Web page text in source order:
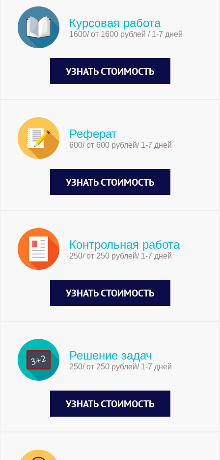
Курсовая работа
1600/ от 1600 рублей / 1-7 дней
УЗНАТЬ СТОИМОСТЬ
Реферат
600/ от 600 рублей/ 1-7 дней
УЗНАТЬ СТОИМОСТЬ
Контрольная работа
250/ от 250 рублей/ 1-7 дней
УЗНАТЬ СТОИМОСТЬ
Решение задач
250/ от 250 рублей/ 1-7 дней
УЗНАТЬ СТОИМОСТЬ